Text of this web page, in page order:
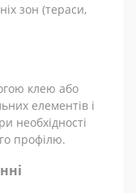
зон (тераси,
клею або
елементів і
необхідності
профілю.